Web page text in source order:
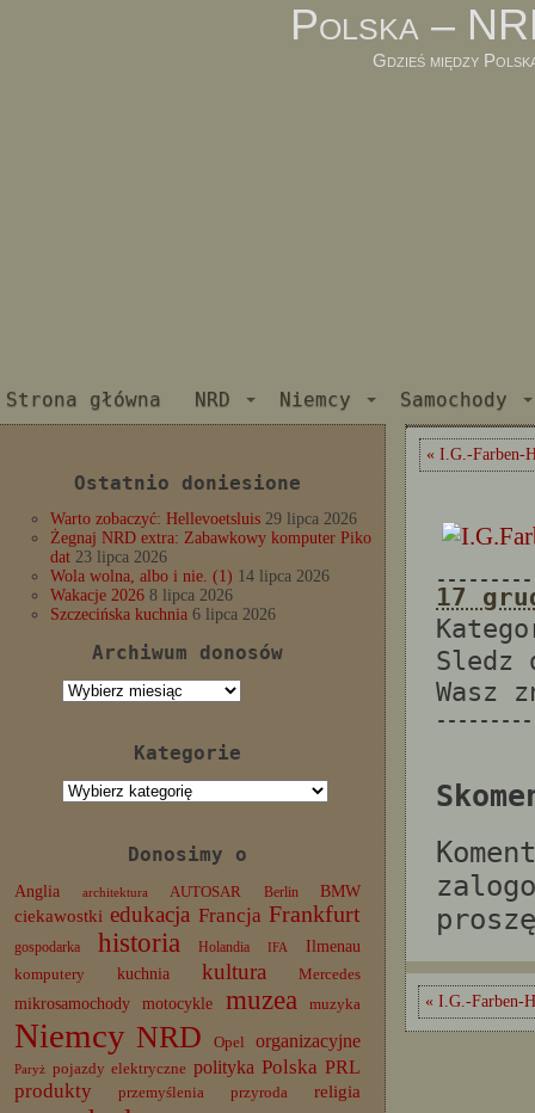
Polska –
Gdzieś między
Strona główna NRD Niemcy Samochody
Ostatnio doniesione
Warto zobaczyć: Hellevoetsluis 29 lipca 2026
Żegnaj NRD extra: Zabawkowy komputer Piko
dat 23 lipca 2026
Wola wolna, albo i nie. (1) 14 lipca 2026
Wakacje 2026 8 lipca 2026
Szczecińska kuchnia 6 lipca 2026
Archiwum donosów
Archiwum
Kategorie
Kategorie
Donosimy o
Anglia architektura AUTOSAR Berlin BMW
ciekawostki edukacja Francja Frankfurt
gospodarka historia Holandia IFA
Ilmenau
komputery
kuchnia kultura Mercedes
mikrosamochody motocykle muzea muzyka
Niemcy NRD Opel organizacyjne
Paryż pojazdy elektryczne polityka Polska PRL
produkty
przemyślenia przyroda religia
« I.G.-Farben-
17
Sledz
Wasz
« I.G.-Farben-